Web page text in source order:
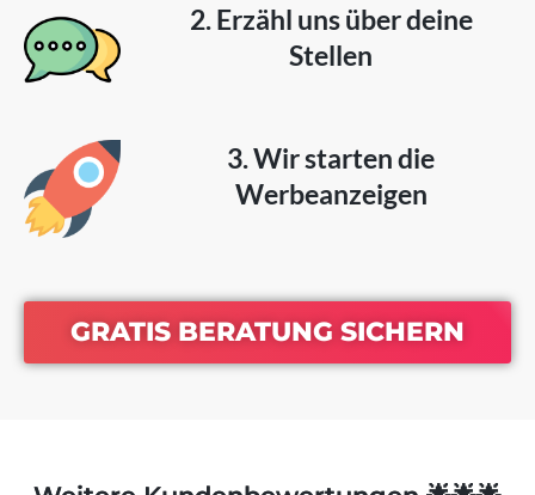
2. Erzähl uns über deine
Stellen
3. Wir starten die
Werbeanzeigen
GRATIS BERATUNG SICHERN